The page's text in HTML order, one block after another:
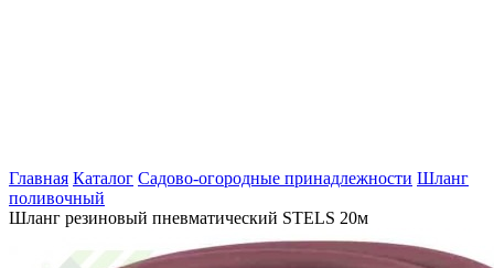
Главная Каталог Садово-огородные принадлежности Шланг
поливочный
Шланг резиновый пневматический STELS 20м